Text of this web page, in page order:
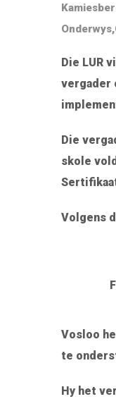
Onderwys,
Die LUR
vergader
Die
skole
Volgens
Vosloo
te
Hy het